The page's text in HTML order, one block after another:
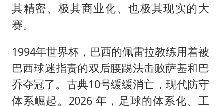
其精密、极其商业化、也极其现实的大
赛。
1994年世界杯，巴西的佩雷拉教练用着被
巴西球迷指责的双后腰踢法击败萨基和巴
乔夺冠了。古典10号缓缓消亡，现代防守
体系崛起。2026 年，足球的体系化、工